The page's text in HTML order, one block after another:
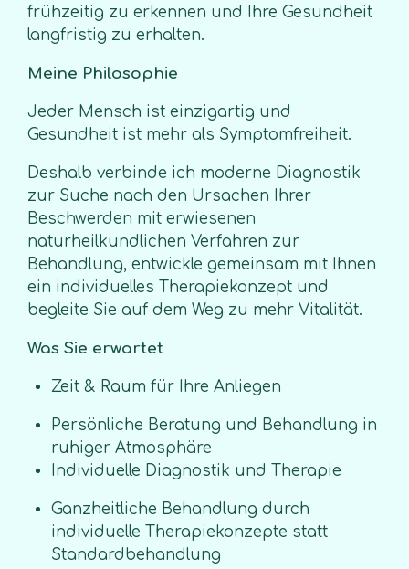
frühzeitig zu erkennen und Ihre Gesundheit
langfristig zu erhalten.
Meine Philosophie
Jeder Mensch ist einzigartig und
Gesundheit ist mehr als Symptomfreiheit.
Deshalb verbinde ich moderne Diagnostik
zur Suche nach den Ursachen Ihrer
Beschwerden mit erwiesenen
naturheilkundlichen Verfahren zur
Behandlung, entwickle gemeinsam mit Ihnen
ein individuelles Therapiekonzept und
begleite Sie auf dem Weg zu mehr Vitalität.
Was Sie erwartet
Zeit & Raum für Ihre Anliegen
Persönliche Beratung und Behandlung in
ruhiger Atmosphäre
Individuelle Diagnostik und Therapie
Ganzheitliche Behandlung durch
individuelle Therapiekonzepte statt
Standardbehandlung